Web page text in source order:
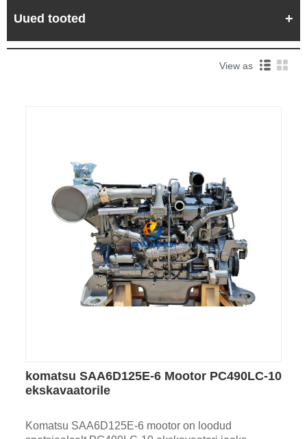
Uued tooted
View as
komatsu SAA6D125E-6 Mootor PC490LC-10
ekskavaatorile
Komatsu SAA6D125E-6 mootor on loodud